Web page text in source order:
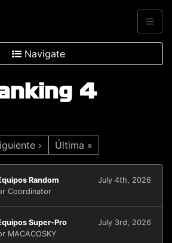
Navigate
4
› Última »
Random
July 4th, 2026
Coordinator
Super-Pro
July 3rd, 2026
MACACOSKY